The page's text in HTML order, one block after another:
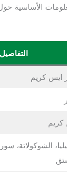
الأساسية
التفاصيل
ايس كريم
كريم
الشوكولاتة،